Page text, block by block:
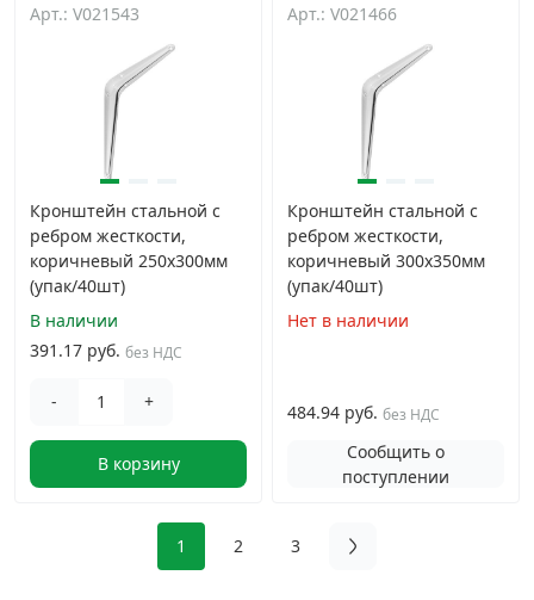
Арт.: V021543
Кронштейн стальной с
ребром жесткости,
коричневый 250x300мм
(упак/40шт)
В наличии
391.17 руб. без НДС
- +
В корзину
Арт.: V021466
Кронштейн стальной с
ребром жесткости,
коричневый 300x350мм
(упак/40шт)
Нет в наличии
484.94 руб. без НДС
Сообщить о
поступлении
1 2 3